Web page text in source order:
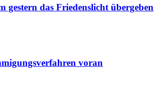
gestern das Friedenslicht übergeben
voran